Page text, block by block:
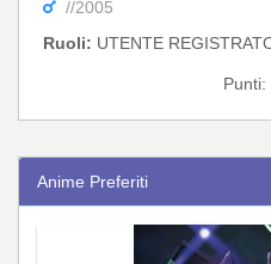
//2005
Ruoli: UTENTE
Punti:
Anime Preferiti